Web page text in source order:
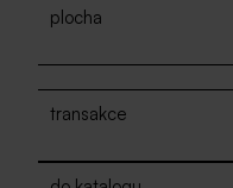
plocha
transakce